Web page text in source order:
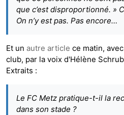
que c’est disproportionné. »
On n’y est pas. Pas encore…
Et un autre article ce matin,
club, par la voix d'Hélène
Extraits :
Le FC Metz pratique-t-il la
dans son stade ?